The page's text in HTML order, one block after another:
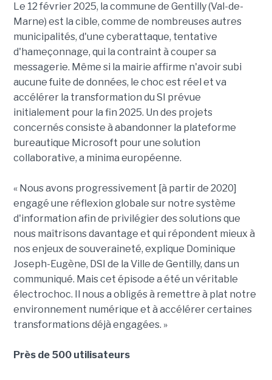
Le 12 février 2025, la commune de Gentilly (Val-de-
Marne) est la cible, comme de nombreuses autres
municipalités, d'une cyberattaque, tentative
d'hameçonnage, qui la contraint à couper sa
messagerie. Même si la mairie affirme n'avoir subi
aucune fuite de données, le choc est réel et va
accélérer la transformation du SI prévue
initialement pour la fin 2025. Un des projets
concernés consiste à abandonner la plateforme
bureautique Microsoft pour une solution
collaborative, a minima européenne.
« Nous avons progressivement [à partir de 2020]
engagé une réflexion globale sur notre système
d'information afin de privilégier des solutions que
nous maîtrisons davantage et qui répondent mieux à
nos enjeux de souveraineté, explique Dominique
Joseph-Eugène, DSI de la Ville de Gentilly, dans un
communiqué. Mais cet épisode a été un véritable
électrochoc. Il nous a obligés à remettre à plat notre
environnement numérique et à accélérer certaines
transformations déjà engagées. »
Près de 500 utilisateurs